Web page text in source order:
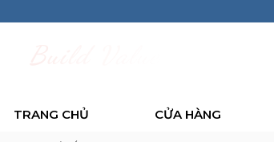
TRANG CHỦ CỬA HÀNG